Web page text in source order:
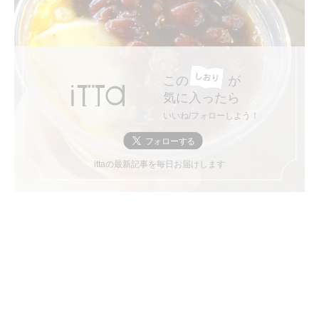
この
が
気に入ったら
いいね/フォローしよう！
ittaの最新記事を毎日お届けします